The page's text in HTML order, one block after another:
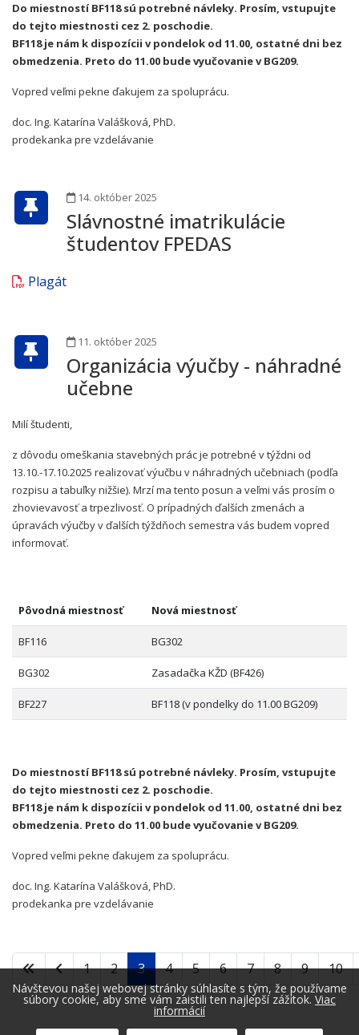
Do miestností BF118 sú potrebné návleky. Prosím, vstupujte
do tejto miestnosti cez 2. poschodie.
BF118 je nám k dispozícii v pondelok od 11.00, ostatné dni bez
obmedzenia. Preto do 11.00 bude vyučovanie v BG209.
Vopred veľmi pekne ďakujem za spoluprácu.
doc. Ing. Katarína Valášková, PhD.
prodekanka pre vzdelávanie
14. október 2025
Slávnostné imatrikulácie
študentov FPEDAS
Plagát
11. október 2025
Organizácia výučby - náhradné
učebne
Milí študenti,
z dôvodu omeškania stavebných prác je potrebné v týždni od
13.10.-17.10.2025 realizovať výučbu v náhradných učebniach (podľa
rozpisu a tabuľky nižšie). Mrzí ma tento posun a veľmi vás prosím o
zhovievavosť a trpezlivosť. O prípadných ďalších zmenách a
úpravách výučby v ďalších týždňoch semestra vás budem vopred
informovať.
Pôvodná miestnosť Nová miestnosť
BF116 BG302
BG302 Zasadačka KŽD (BF426)
BF227 BF118 (v pondelky do 11.00 BG209)
Do miestností BF118 sú potrebné návleky. Prosím, vstupujte
do tejto miestnosti cez 2. poschodie.
BF118 je nám k dispozícii v pondelok od 11.00, ostatné dni bez
obmedzenia. Preto do 11.00 bude vyučovanie v BG209.
Vopred veľmi pekne ďakujem za spoluprácu.
doc. Ing. Katarína Valášková, PhD.
prodekanka pre vzdelávanie
1 2 3 4 5 6 7 8 9 10
Návštevou našej webovej stránky súhlasíte s tým, že používame
súbory cookie, aby sme vám zaistili ten najlepší zážitok. Viac
informácií